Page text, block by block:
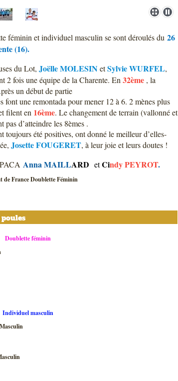
féminin et individuel masculin se sont déroulés du 26
(16).
du Lot, Joëlle MOLESINetSylvie WURFEL,
2 fois une équipe de la Charente. En 32ème , la
un début de partie
font une remontada pour mener 12 à 6. 2 mènes plus
filent en 16ème. Le changement de terrain (vallonné et
d’atteindre les 8èmes .
toujours été positives, ont donné le meilleur d’elles-
Josette FOUGERET, à leur joie et leurs doutes !
Anna MAILLARD etCindy PEYROT.
de France Doublette Féminin
Doublette féminin
Individuel masculin